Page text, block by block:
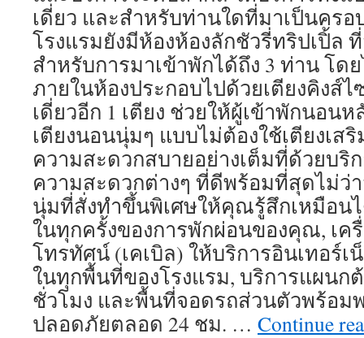
เดี่ยว และสำหรับท่านใดที่มาเป็นคร
โรงแรมยังมีห้องห้องลักชัวรี่ทริปเปิ้ล
สำหรับการมาเข้าพักได้ถึง 3 ท่าน โด
ภายในห้องประกอบไปด้วยเตียงคิงส์ไ
เดี่ยวอีก 1 เตียง ช่วยให้ผู้เข้าพักนอ
เตียงนอนนุ่มๆ แบบไม่ต้องใช้เตียงเส
ความสะดวกสบายอย่างเต็มที่ด้วยบริ
ความสะดวกต่างๆ ที่ดีพร้อมที่สุดไม่ว่
นุ่มที่สั่งทำขึ้นพิเศษให้คุณรู้สึกเหมือน
ในทุกครั้งของการพักผ่อนของคุณ, เค
โทรทัศน์ (เคเบิล) ให้บริการอินเทอร์เ
ในทุกพื้นที่ของโรงแรม, บริการแผนก
ชั่วโมง และพื้นที่จอดรถส่วนตัวพร้อม
ปลอดภัยตลอด 24 ชม. … Continue